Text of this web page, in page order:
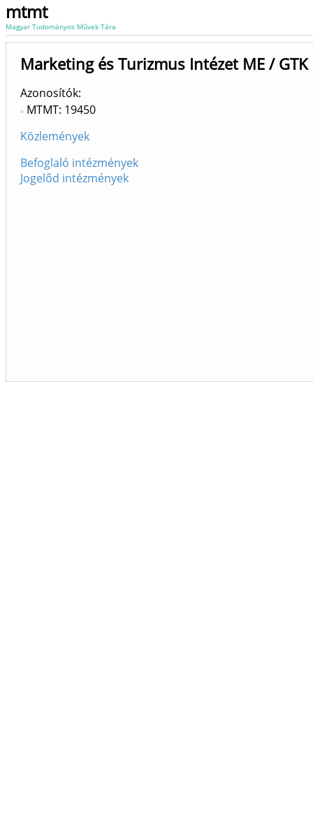
mtmt
Magyar Tudományos Művek Tára
Marketing és Turizmus Intézet ME /
Azonosítók
MTMT: 19450
Közlemények
Befoglaló intézmények
Jogelőd intézmények